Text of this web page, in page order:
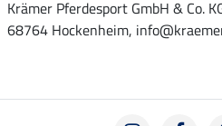
Krämer Pferdesport GmbH & Co.
68764 Hockenheim,